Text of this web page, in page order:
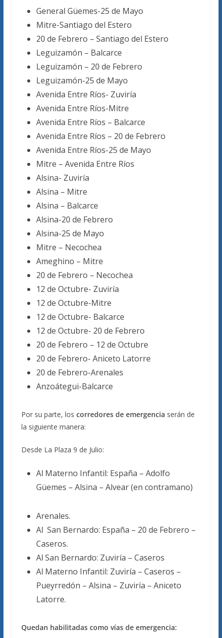
General Güemes-25 de Mayo
Mitre-Santiago del Estero
20 de Febrero – Santiago del Estero
Leguizamón – Balcarce
Leguizamón – 20 de Febrero
Leguizamón-25 de Mayo
Avenida Entre Ríos- Zuviría
Avenida Entre Ríos-Mitre
Avenida Entre Ríos – Balcarce
Avenida Entre Ríos – 20 de Febrero
Avenida Entre Ríos-25 de Mayo
Mitre – Avenida Entre Ríos
Alsina- Zuviría
Alsina – Mitre
Alsina – Balcarce
Alsina-20 de Febrero
Alsina-25 de Mayo
Mitre – Necochea
Ameghino – Mitre
20 de Febrero – Necochea
12 de Octubre- Zuviría
12 de Octubre-Mitre
12 de Octubre- Balcarce
12 de Octubre- 20 de Febrero
20 de Febrero – 12 de Octubre
20 de Febrero- Aniceto Latorre
20 de Febrero-Arenales
Anzoátegui-Balcarce
Por su parte, los corredores de emergencia serán de
la siguiente manera:
Desde La Plaza 9 de Julio:
Al Materno Infantil: España – Adolfo
Güemes – Alsina – Alvear (en contramano)
Arenales.
Al San Bernardo: España – 20 de Febrero –
Caseros.
Al San Bernardo: Zuviría – Caseros
Al Materno Infantil: Zuviría – Caseros –
Pueyrredón – Alsina – Zuviría – Aniceto
Latorre.
Quedan habilitadas como vías de emergencia: